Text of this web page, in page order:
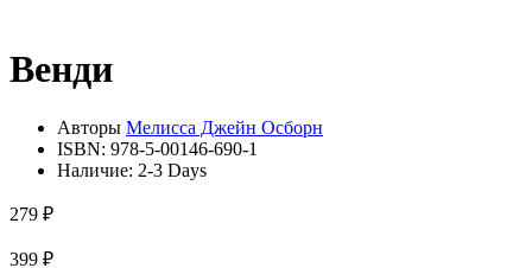
Венди
Авторы Мелисса Джейн Осборн
ISBN: 978-5-00146-690-1
Наличие: 2-3 Days
279 ₽
399 ₽